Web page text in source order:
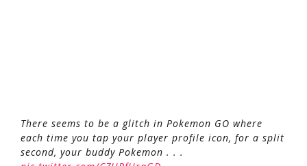
There seems to be a glitch in Pokemon GO where
each time you tap your player profile icon, for a split
second, your buddy Pokemon . . .